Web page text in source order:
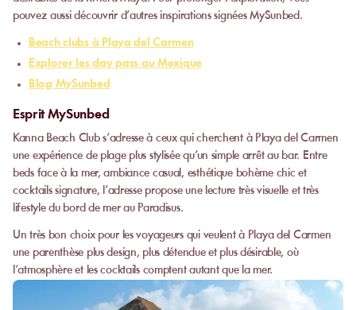
pouvez aussi découvrir d’autres inspirations signées MySunbed.
Beach clubs à Playa del Carmen
Explorer les day pass au Mexique
Blog MySunbed
Esprit MySunbed
Kanna Beach Club s’adresse à ceux qui cherchent à Playa del Carmen
une expérience de plage plus stylisée qu’un simple arrêt au bar. Entre
beds face à la mer, ambiance casual, esthétique bohème chic et
cocktails signature, l’adresse propose une lecture très visuelle et très
lifestyle du bord de mer au Paradisus.
Un très bon choix pour les voyageurs qui veulent à Playa del Carmen
une parenthèse plus design, plus détendue et plus désirable, où
l’atmosphère et les cocktails comptent autant que la mer.